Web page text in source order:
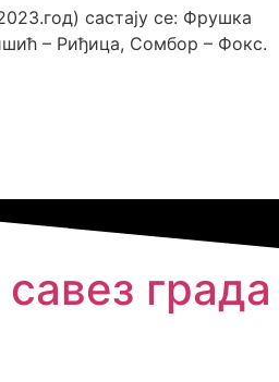
састају се: Фрушка
– Риђица, Сомбор – Фокс.
града